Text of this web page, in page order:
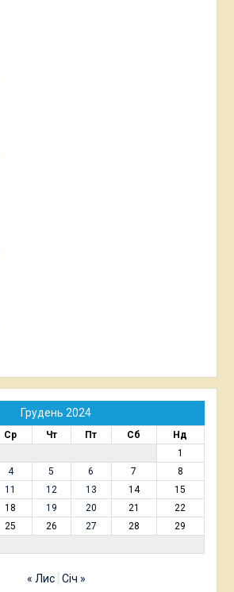
Грудень 2024
Ср Чт Пт Сб
Нд
1
4 5 6 7
8
11 12 13 14
15
18 19 20 21
22
25 26 27 28
29
« Лис Січ »